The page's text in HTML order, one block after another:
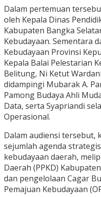
Dalam pertemuan
oleh Kepala Dinas
Kabupaten Bangka
Kebudayaan. Sementara
Kebudayaan Provinsi
Kepala Balai Pelestarian
Belitung, Ni Ketut Wardani
didampingi Mubarak A.
Pamong Budaya Ahli
Data, serta Syapriandi
Operasional.
Dalam audiensi tersebut,
sejumlah agenda
kebudayaan daerah,
Daerah (PPKD)
dan pengelolaan Cagar
Pemajuan Kebudayaan